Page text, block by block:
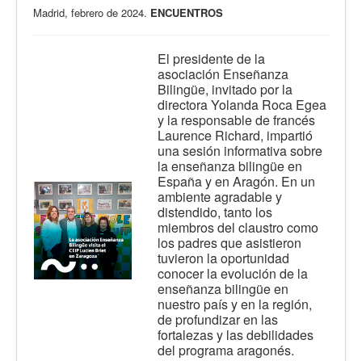
Madrid, febrero de 2024. ENCUENTROS
El presidente de la
asociación Enseñanza
Bilingüe, invitado por la
directora Yolanda Roca Egea
y la responsable de francés
Laurence Richard, impartió
una sesión informativa sobre
la enseñanza bilingüe en
España y en Aragón. En un
ambiente agradable y
distendido, tanto los
miembros del claustro como
los padres que asistieron
tuvieron la oportunidad
conocer la evolución de la
enseñanza bilingüe en
nuestro país y en la región,
de profundizar en las
fortalezas y las debilidades
del programa aragonés.